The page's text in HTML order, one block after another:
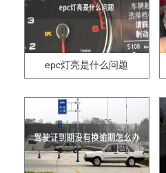
epc灯亮是什么问题